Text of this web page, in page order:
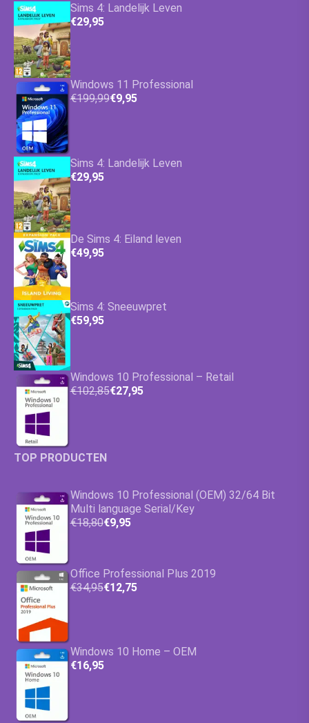
Sims 4: Landelijk Leven
€29,95
Windows 11 Professional
€199,99€9,95
Sims 4: Landelijk Leven
€29,95
De Sims 4: Eiland leven
€49,95
Sims 4: Sneeuwpret
€59,95
Windows 10 Professional – Retail
€102,85€27,95
TOP PRODUCTEN
Windows 10 Professional (OEM) 32/64 Bit
Multi language Serial/Key
€18,80€9,95
Office Professional Plus 2019
€34,95€12,75
Windows 10 Home – OEM
€16,95